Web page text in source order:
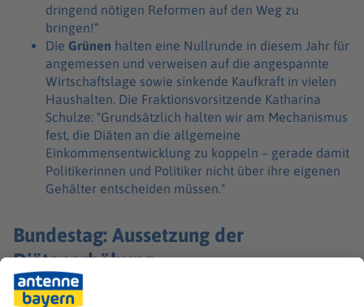
dringend nötigen Reformen auf den Weg zu
bringen!“
Die Grünen halten eine Nullrunde in diesem Jahr für
angemessen und verweisen auf die angespannte
Wirtschaftslage sowie sinkende Kaufkraft in vielen
Haushalten. Die Fraktionsvorsitzende Katharina
Schulze: "Grundsätzlich halten wir am Mechanismus
fest, die Diäten an die allgemeine
Einkommensentwicklung zu koppeln – gerade damit
Politikerinnen und Politiker nicht über ihre eigenen
Gehälter entscheiden müssen."
Bundestag: Aussetzung der
Diätenerhöhung
Im Bundestag wird die diesjährige Diätenerhöhung